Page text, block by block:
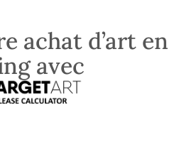
achat d’art en
avec